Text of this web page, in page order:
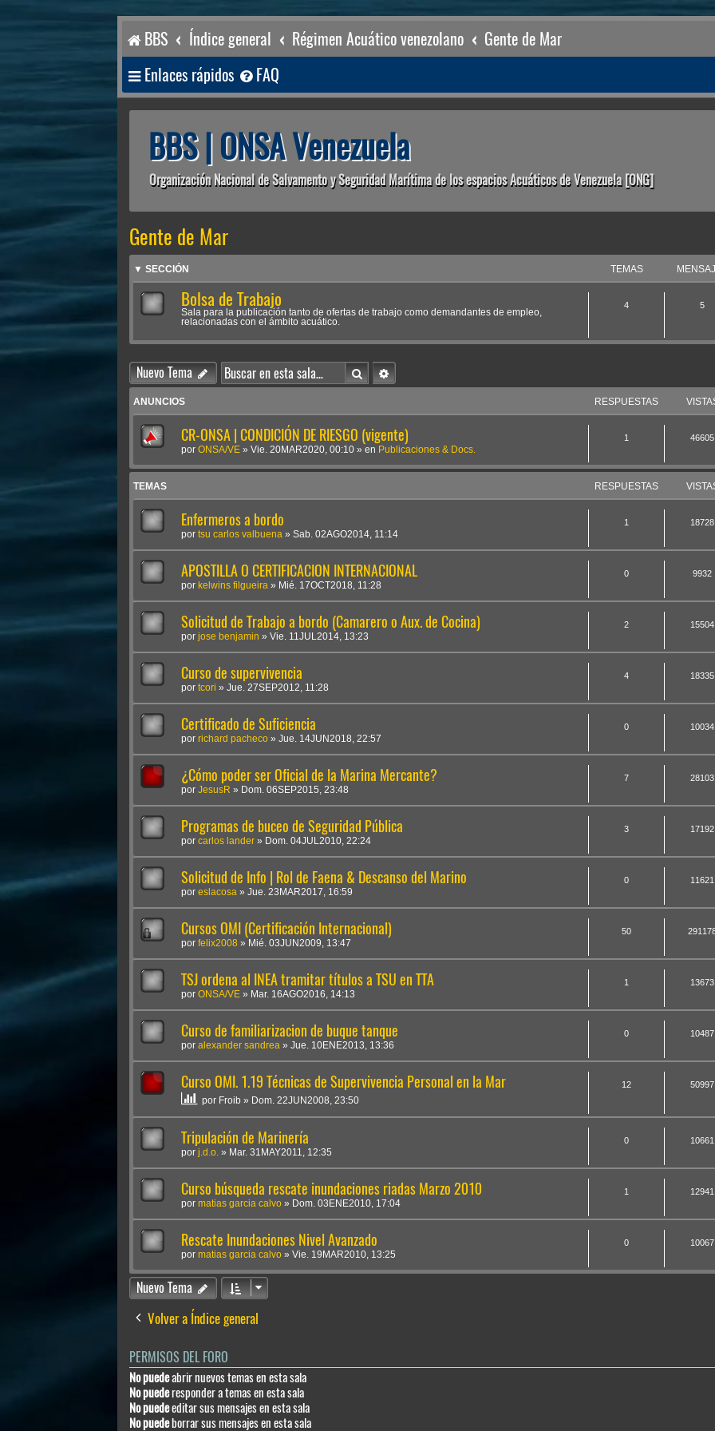
BBS Índice general Régimen Acuático venezolano Gente de Mar
Enlaces rápidos FAQ
BBS | ONSA Venezuela
Organización Nacional de Salvamento y Seguridad Marítima de los espacios Acuáticos de Venezuela [ONG]
Gente de Mar
▼ SECCIÓN TEMAS
Bolsa de Trabajo
Sala para la publicación tanto de ofertas de trabajo como demandantes de empleo,
relacionadas con el ámbito acuático.
4 5
Nuevo Tema BuscarBúsqueda avanzada
ANUNCIOS RESPUESTAS
CR-ONSA | CONDICIÓN DE RIESGO (vigente)
por ONSA/VE » Vie. 20MAR2020, 00:10 » en Publicaciones & Docs.
1 46605
TEMAS RESPUESTAS
Enfermeros a bordo
por tsu carlos valbuena » Sab. 02AGO2014, 11:14
1 18728
APOSTILLA O CERTIFICACION INTERNACIONAL
por kelwins filgueira » Mié. 17OCT2018, 11:28
0 9932
Solicitud de Trabajo a bordo (Camarero o Aux. de Cocina)
por jose benjamin » Vie. 11JUL2014, 13:23
2 15504
Curso de supervivencia
por tcori » Jue. 27SEP2012, 11:28
4 18335
Certificado de Suficiencia
por richard pacheco » Jue. 14JUN2018, 22:57
0 10034
¿Cómo poder ser Oficial de la Marina Mercante?
por JesusR » Dom. 06SEP2015, 23:48
7 28103
Programas de buceo de Seguridad Pública
por carlos lander » Dom. 04JUL2010, 22:24
3 17192
Solicitud de Info | Rol de Faena & Descanso del Marino
por eslacosa » Jue. 23MAR2017, 16:59
0 11621
Cursos OMI (Certificación Internacional)
por felix2008 » Mié. 03JUN2009, 13:47
50
TSJ ordena al INEA tramitar títulos a TSU en TTA
por ONSA/VE » Mar. 16AGO2016, 14:13
1 13673
Curso de familiarizacion de buque tanque
por alexander sandrea » Jue. 10ENE2013, 13:36
0 10487
Curso OMI. 1.19 Técnicas de Supervivencia Personal en la Mar
por Froib » Dom. 22JUN2008, 23:50
12 50997
Tripulación de Marinería
por j.d.o. » Mar. 31MAY2011, 12:35
0 10661
Curso búsqueda rescate inundaciones riadas Marzo 2010
por matias garcia calvo » Dom. 03ENE2010, 17:04
1 12941
Rescate Inundaciones Nivel Avanzado
por matias garcia calvo » Vie. 19MAR2010, 13:25
0 10067
Nuevo Tema
Volver a Índice general
PERMISOS DEL FORO
No puedeabrir nuevos temas en esta sala
No puederesponder a temas en esta sala
No puedeeditar sus mensajes en esta sala
No puedeborrar sus mensajes en esta sala